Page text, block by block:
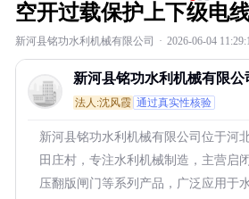
空开过载保护上下级电
新河县铭功水利机械有限公司 · 2026-06-04
新河县铭功水利机械有限公
法人:沈风霞 通过真实性核验
新河县铭功水利机械有限公司位于河
田庄村，专注水利机械制造，主营启
压翻版闸门等系列产品，广泛应用于